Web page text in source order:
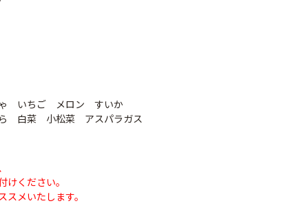
いちご メロン すいか
白菜 小松菜 アスパラガス
ください。
スメいたします。